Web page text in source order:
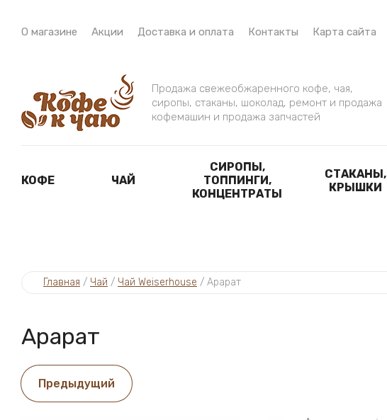
О магазине Акции Доставка и оплата Контакты Карта сайта
Продажа свежеобжаренного кофе, чая,
сиропы, стаканы, шоколад, ремонт и продажа
кофемашин и продажа запчастей
КОФЕ ЧАЙ
СИРОПЫ,
ТОППИНГИ,
КОНЦЕНТРАТЫ
СТАКАНЫ,
КРЫШКИ
Главная / Чай / Чай Weiserhouse / Арарат
Арарат
Предыдущий